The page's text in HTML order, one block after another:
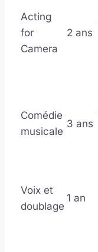
Acting
for
Camera
2 ans
Comédie
musicale
3 ans
Voix et
doublage
1 an